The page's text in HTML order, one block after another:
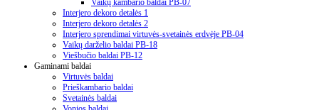
Vaikų kambario baldai PB-07
Interjero dekoro detalės 1
Interjero dekoro detalės 2
Interjero sprendimai virtuvės-svetainės erdvėje PB-04
Vaikų darželio baldai PB-18
Viešbučio baldai PB-12
Gaminami baldai
Virtuvės baldai
Prieškambario baldai
Svetainės baldai